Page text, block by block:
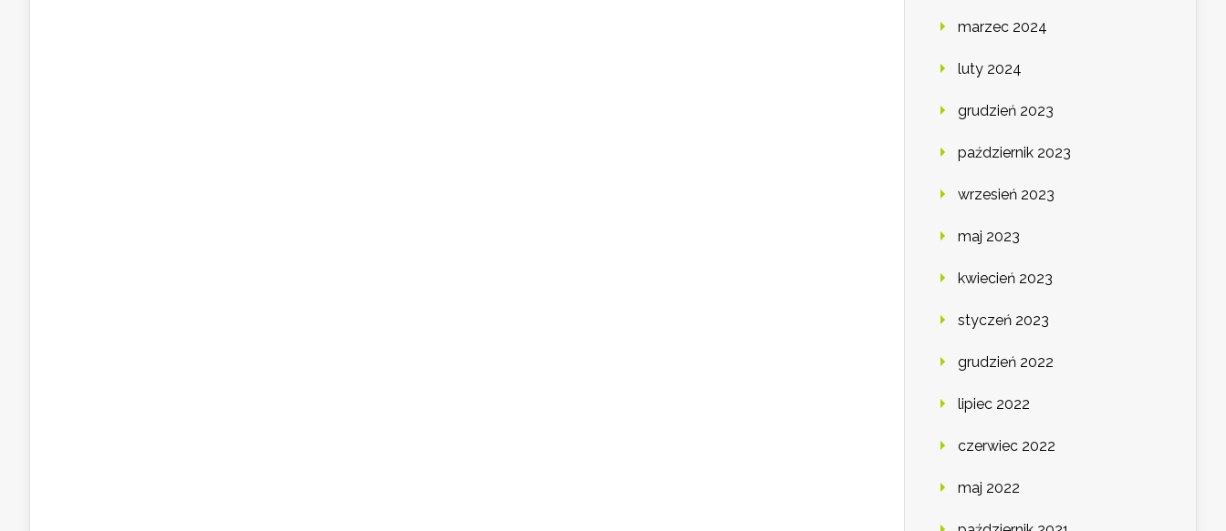
marzec 2024
luty 2024
grudzień 2023
październik 2023
wrzesień 2023
maj 2023
kwiecień 2023
styczeń 2023
grudzień 2022
lipiec 2022
czerwiec 2022
maj 2022